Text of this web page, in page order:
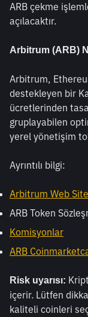
ARB çekme
açılacaktır.
Arbitrum (ARB)
Arbitrum,
destekleyen bir
ücretlerinden
gruplayabilen
yerel yönetişim
Ayrıntılı bilgi:
Arbitrum Web
ARB Token
Komisyonlar
ARB
Risk uyarısı:
içerir. Lütfen
kaliteli coinleri